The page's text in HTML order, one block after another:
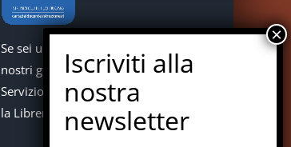
Se sei un docente puoi acquistare i
nostri giochi con la carta del docente.
Servizio offerto in collaborazione con
la Libreria Colosi di Messina.